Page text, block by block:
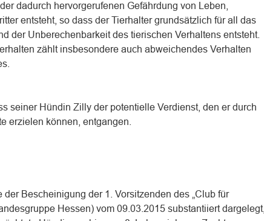
dadurch hervorgerufenen Gefährdung von Leben,
entsteht, so dass der Tierhalter grundsätzlich für all das
der Unberechenbarkeit des tierischen Verhaltens entsteht.
zählt insbesondere auch abweichendes Verhalten
seiner Hündin Zilly der potentielle Verdienst, den er durch
erzielen können, entgangen.
der Bescheinigung der 1. Vorsitzenden des „Club für
Hessen) vom 09.03.2015 substantiiert dargelegt,